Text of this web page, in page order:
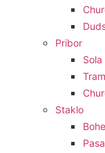
Pribor
Sola
Staklo